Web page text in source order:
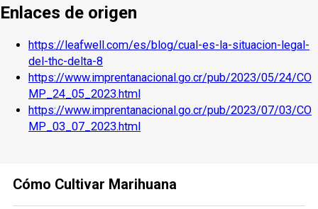
Enlaces de origen
https://leafwell.com/es/blog/cual-es-la-situacion-legal-
del-thc-delta-8
https://www.imprentanacional.go.cr/pub/2023/05/24/CO
MP_24_05_2023.html
https://www.imprentanacional.go.cr/pub/2023/07/03/CO
MP_03_07_2023.html
Cómo Cultivar Marihuana